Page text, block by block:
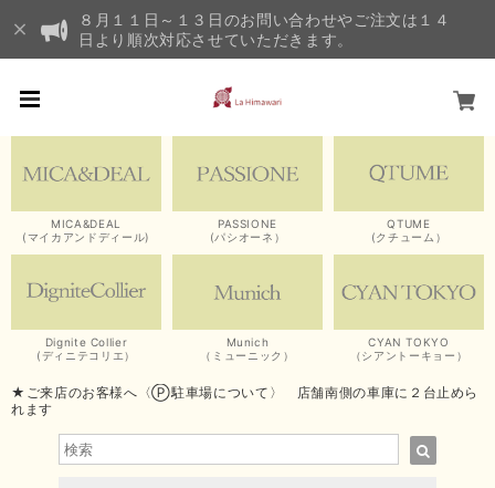
８月１１日～１３日のお問い合わせやご注文は１４
日より順次対応させていただきます。
MICA&DEAL
(マイカアンドディール)
PASSIONE
(パシオーネ）
QTUME
(クチューム）
Dignite Collier
(ディニテコリエ）
Munich
（ミューニック）
CYAN TOKYO
（シアントーキョー）
★ご来店のお客様へ〈Ⓟ駐車場について〉 店舗南側の車庫に２台止めら
れます